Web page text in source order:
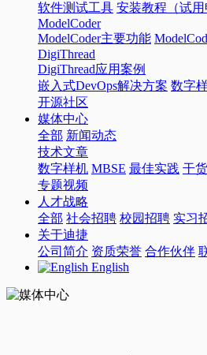
软件测试工具 安装教程（试用
ModelCoder
ModelCoder主要功能
DigiThread
DigiThread应用案例
嵌入式DevOps解决方案 数字
开源社区
媒体中心
全部 新闻动态
技术文章
数字样机 MBSE 最佳实践 干
专题视频
人才战略
全部 社会招聘 校园招聘 实习
关于迪捷
公司简介 资质荣誉 合作伙伴
English